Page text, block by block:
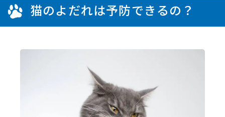
猫のよだれは予防できるの？